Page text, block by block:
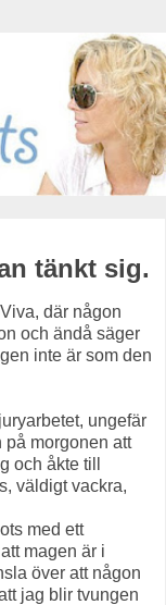
tänkt sig.
där någon
och ändå säger
inte är som den
ungefär
på morgonen att
och åkte till
väldigt vackra,
med ett
magen är i
över att någon
jag blir tvungen